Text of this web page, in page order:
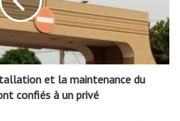
et la maintenance du
confiés à un privé